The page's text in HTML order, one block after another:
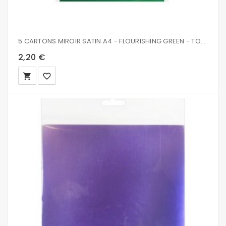
5 CARTONS MIROIR SATIN A4 - FLOURISHING GREEN - TONIC STUDIOS
2,20 €
local_grocery_store favorite_border